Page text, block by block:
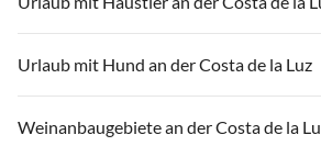
Urlaub mit Hund an der Costa de la Luz
Weinanbaugebiete an der Costa de la